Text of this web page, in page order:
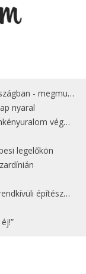
a 15 legjobbat
nyaral
végét jelentette
legelőkön
építészeti kincsei